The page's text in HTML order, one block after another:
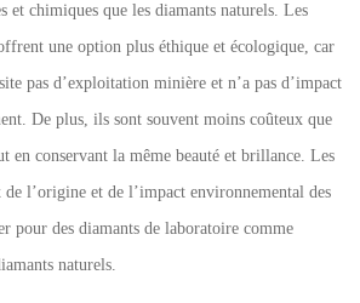
et chimiques que les diamants naturels. Les
une option plus éthique et écologique, car
pas d’exploitation minière et n’a pas d’impact
De plus, ils sont souvent moins coûteux que
en conservant la même beauté et brillance. Les
de l’origine et de l’impact environnemental des
pour des diamants de laboratoire comme
naturels.